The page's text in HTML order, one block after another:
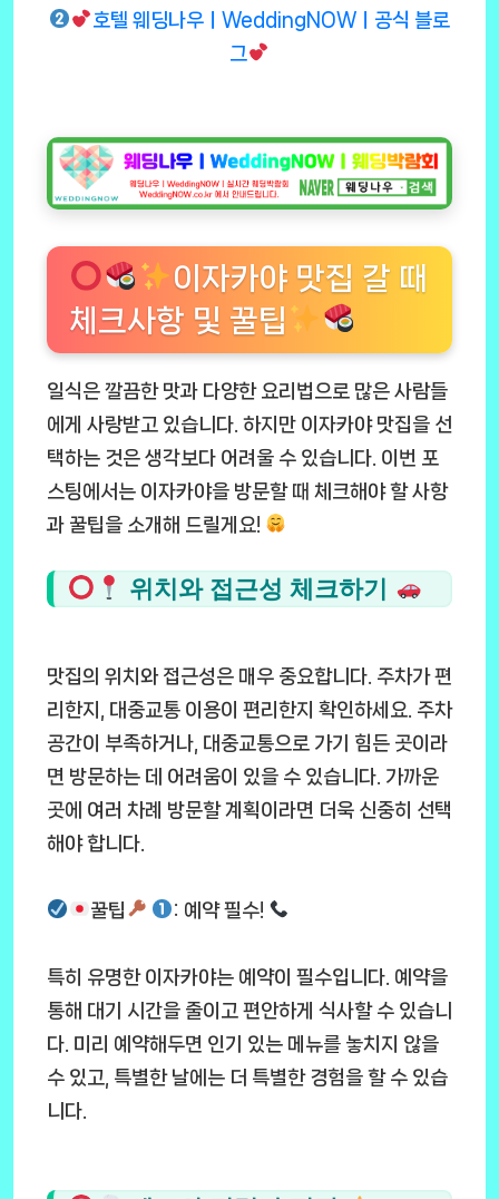
호텔 웨딩나우ㅣWeddingNOWㅣ공식 블로
그
이자카야 맛집 갈 때
체크사항 및 꿀팁
일식은 깔끔한 맛과 다양한 요리법으로 많은 사람들
에게 사랑받고 있습니다. 하지만 이자카야 맛집을 선
택하는 것은 생각보다 어려울 수 있습니다. 이번 포
스팅에서는 이자카야을 방문할 때 체크해야 할 사항
과 꿀팁을 소개해 드릴게요!
위치와 접근성 체크하기
맛집의 위치와 접근성은 매우 중요합니다. 주차가 편
리한지, 대중교통 이용이 편리한지 확인하세요. 주차
공간이 부족하거나, 대중교통으로 가기 힘든 곳이라
면 방문하는 데 어려움이 있을 수 있습니다. 가까운
곳에 여러 차례 방문할 계획이라면 더욱 신중히 선택
해야 합니다.
꿀팁 : 예약 필수!
특히 유명한 이자카야는 예약이 필수입니다. 예약을
통해 대기 시간을 줄이고 편안하게 식사할 수 있습니
다. 미리 예약해두면 인기 있는 메뉴를 놓치지 않을
수 있고, 특별한 날에는 더 특별한 경험을 할 수 있습
니다.